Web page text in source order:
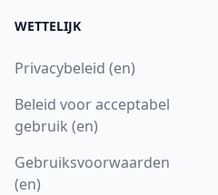
WETTELIJK
Privacybeleid (en)
Beleid voor acceptabel
gebruik (en)
Gebruiksvoorwaarden
(en)